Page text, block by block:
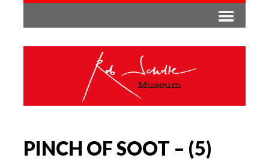
PINCH OF SOOT – (5)